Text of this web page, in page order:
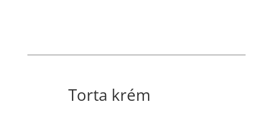
Torta krém